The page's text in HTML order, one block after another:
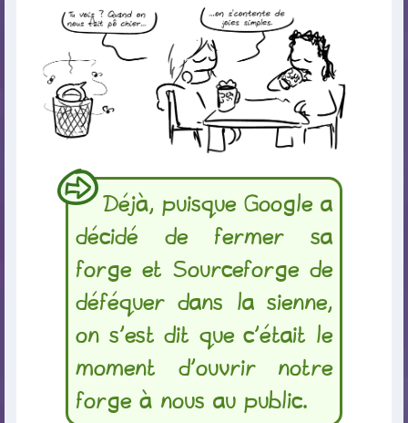
Déjà, puisque Google a
décidé de fermer sa
forge et Sourceforge de
déféquer dans la sienne,
on s’est dit que c’était le
moment d’ouvrir notre
forge à nous au public.